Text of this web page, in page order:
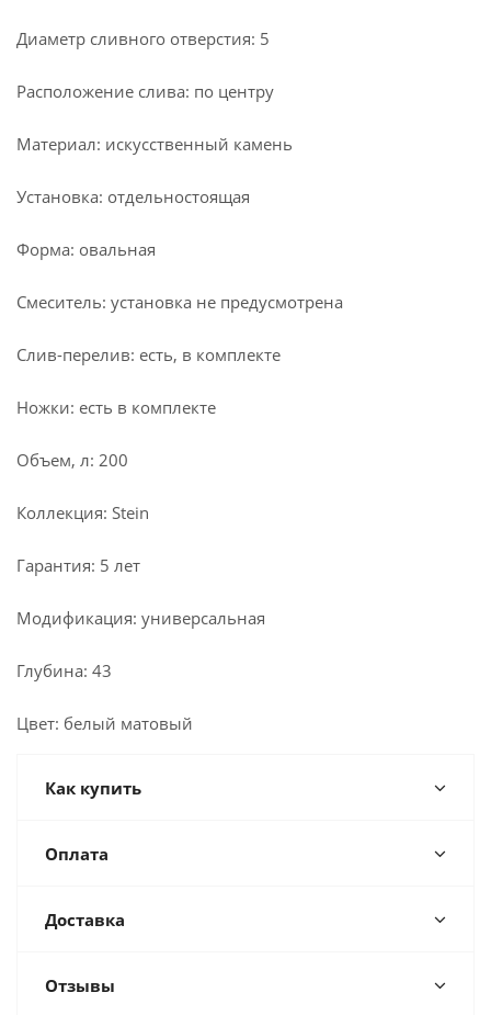
Диаметр сливного отверстия: 5
Расположение слива: по центру
Материал: искусственный камень
Установка: отдельностоящая
Форма: овальная
Смеситель: установка не предусмотрена
Слив-перелив: есть, в комплекте
Ножки: есть в комплекте
Объем, л: 200
Коллекция: Stein
Гарантия: 5 лет
Модификация: универсальная
Глубина: 43
Цвет: белый матовый
Как купить
Оплата
Доставка
Отзывы